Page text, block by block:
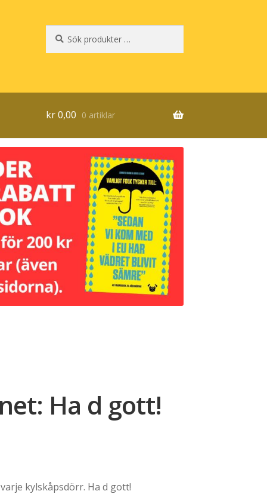
efter:
kr0,00 0 artiklar
Ha d gott!
kylskåpsdörr. Ha d gott!